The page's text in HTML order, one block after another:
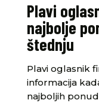
Plavi
najbolje
štednju
Plavi oglasnik
informacija
najboljih